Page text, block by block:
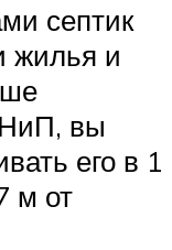
септик
жилья и
вы
его в 1
м от